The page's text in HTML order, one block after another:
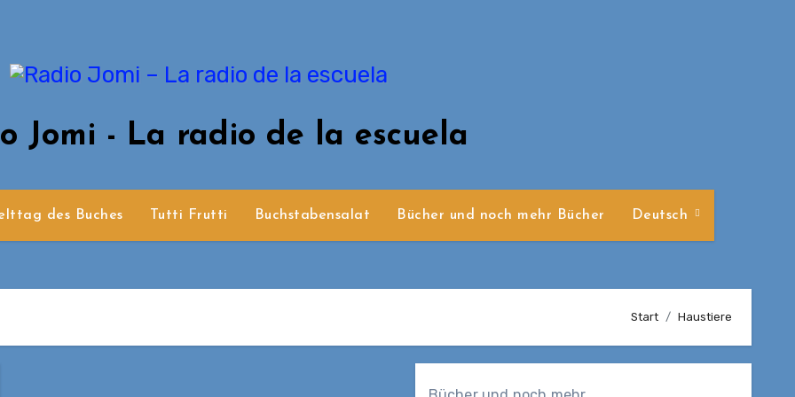
Jomi - La radio de la escuela
des Buches Tutti Frutti Buchstabensalat Bücher und noch mehr Bücher Deutsch
Start Haustiere